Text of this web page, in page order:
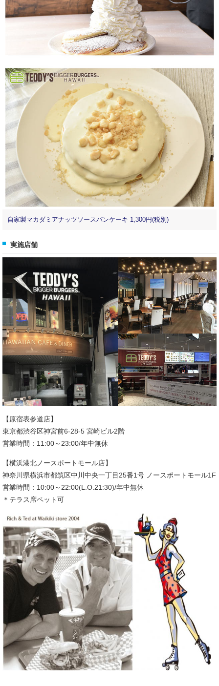
自家製マカダミアナッツソースパンケーキ 1,300円(税別)
実施店舗
【原宿表参道店】
東京都渋谷区神宮前6-28-5 宮崎ビル2階
営業時間：11:00～23:00/年中無休
【横浜港北ノースポートモール店】
神奈川県横浜市都筑区中川中央一丁目25番1号 ノースポートモール1F
営業時間：10:00～22:00(L.O.21:30)/年中無休
＊テラス席ペット可